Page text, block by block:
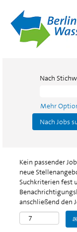
Nach
Mehr
Kein passender
neue
Suchkriterien fest
anschließend den